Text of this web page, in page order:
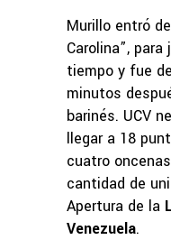
Murillo entró
Carolina”,
tiempo y fue
minutos
barinés. UCV
llegar a 18
cuatro
cantidad de
Apertura de la
Venezuela.